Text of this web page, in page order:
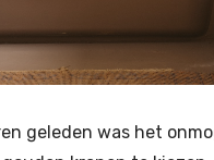
geleden was het